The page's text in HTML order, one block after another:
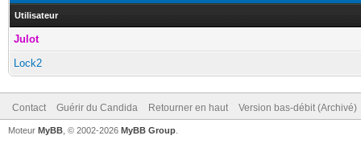
Utilisateur
Julot
Lock2
Contact Guérir du Candida Retourner en haut Version bas-débit (Archivé)
Moteur MyBB , © 2002-2026 MyBB Group